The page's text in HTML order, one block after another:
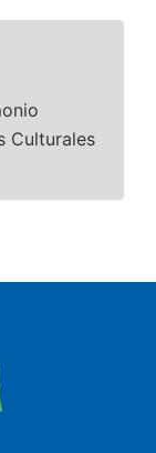
Culturales